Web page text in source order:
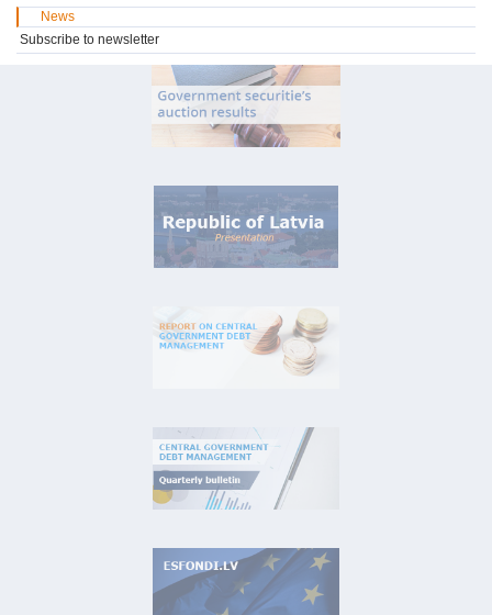
News
Subscribe to newsletter